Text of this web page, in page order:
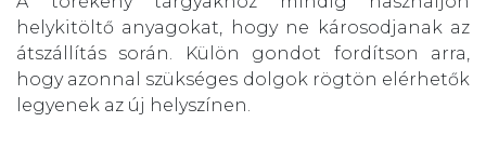
helykitöltő anyagokat, hogy ne károsodjanak az
átszállítás során. Külön gondot fordítson arra,
hogy azonnal szükséges dolgok rögtön elérhetők
legyenek az új helyszínen.